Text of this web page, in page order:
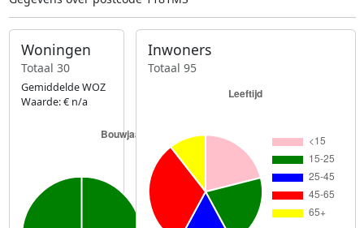
Woningen
Totaal 30
Gemiddelde WOZ
Waarde: € n/a
Inwoners
Totaal 95